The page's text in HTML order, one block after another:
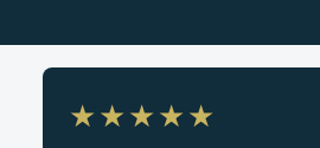
★★★★★